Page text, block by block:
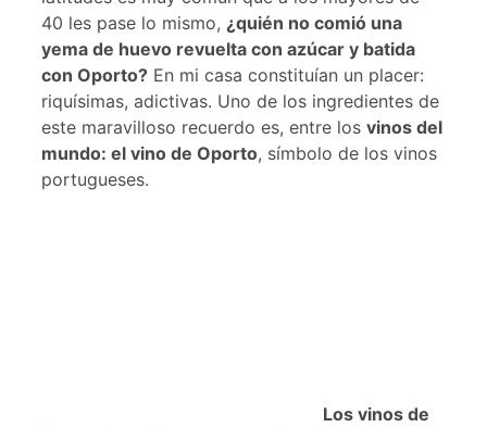
40 les pase lo mismo, ¿quién no comió una
yema de huevo revuelta con azúcar y batida
con Oporto? En mi casa constituían un placer:
riquísimas, adictivas. Uno de los ingredientes de
este maravilloso recuerdo es, entre los vinos del
mundo: el vino de Oporto, símbolo de los vinos
portugueses.
Los vinos de